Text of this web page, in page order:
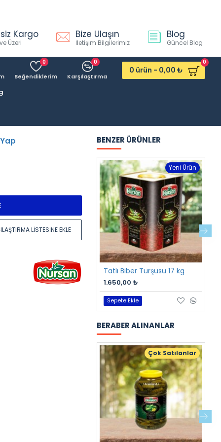
Kargo
Üzeri
Bize Ulaşın
İletişim Bilgilerimiz
Blog
Güncel Blog
Beğendiklerim
0
Karşılaştırma
0
0 ürün - 0,00 ₺
0
LISTESINE EKLE
BENZER ÜRÜNLER
Yeni Ürün
Tatlı Biber Turşusu 17 kg
1.650,00 ₺
Sepete Ekle
BERABER ALINANLAR
Çok Satılanlar